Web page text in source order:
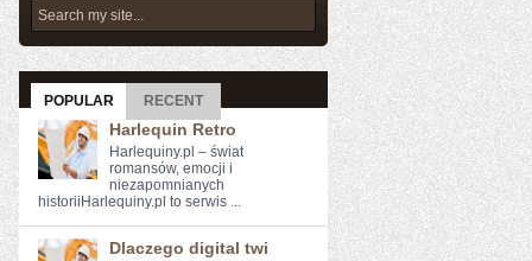
POPULAR RECENT
Harlequin Retro
Harlequiny.pl – świat
romansów, emocji i
niezapomnianych
historiiHarlequiny.pl to serwis ...
Dlaczego digital twi